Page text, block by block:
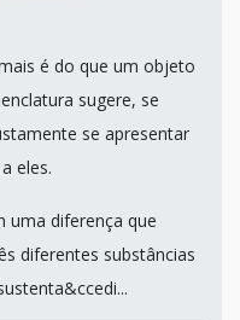
é do que um objeto
sugere, se
se apresentar
eles.
uma diferença que
diferentes substâncias